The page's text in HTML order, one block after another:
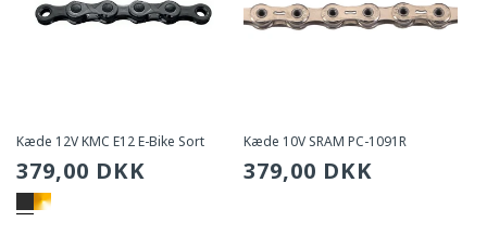
Kæde 12V KMC E12 E-Bike Sort
Sædvanlig
pris
379,00 DKK
Kæde 10V SRAM PC-1091R
Sædvanlig
379,00 DKK